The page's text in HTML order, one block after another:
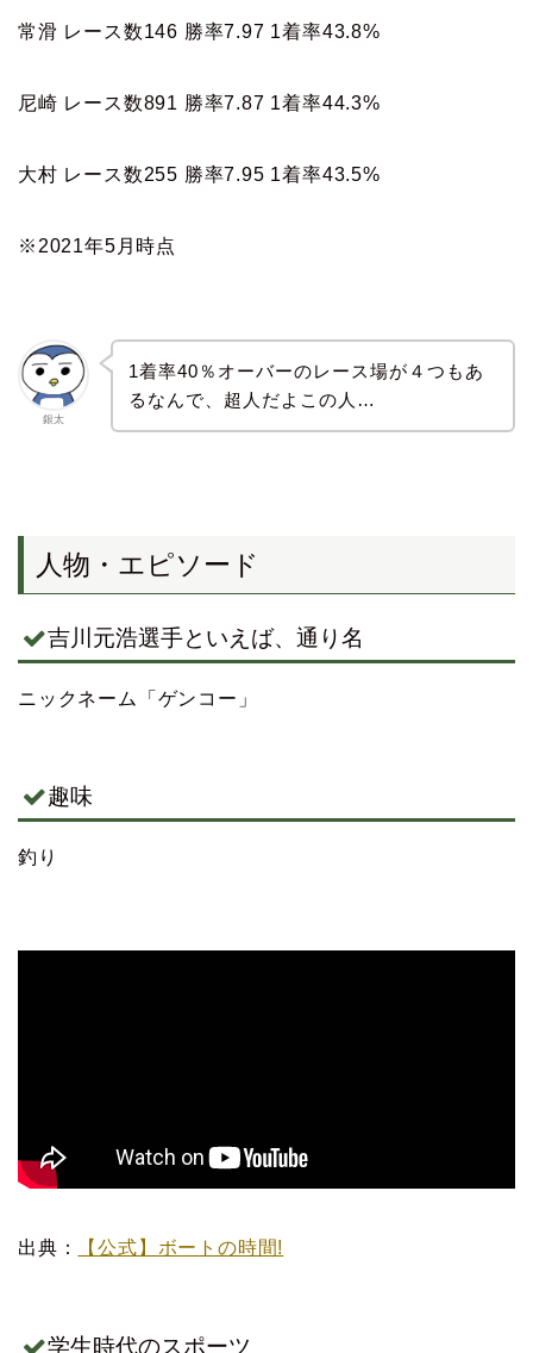
常滑 レース数146 勝率7.97 1着率43.8%
尼崎 レース数891 勝率7.87 1着率44.3%
大村 レース数255 勝率7.95 1着率43.5%
※2021年5月時点
銀太
1着率40％オーバーのレース場が４つもあ
るなんで、超人だよこの人…
人物・エピソード
吉川元浩選手といえば、通り名
ニックネーム「ゲンコー」
趣味
釣り
出典： 【公式】ボートの時間!
学生時代のスポーツ